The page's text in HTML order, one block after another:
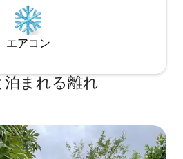
エアコン
泊まれる離れ